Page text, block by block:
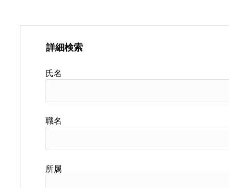
詳細検索
氏名
職名
所属